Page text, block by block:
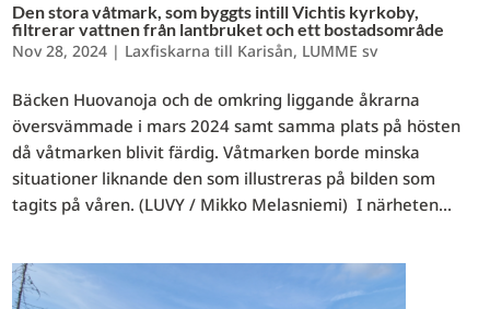
Den stora våtmark, som byggts intill Vichtis kyrkoby,
filtrerar vattnen från lantbruket och ett bostadsområde
Nov 28, 2024 | Laxfiskarna till Karisån, LUMME sv
Bäcken Huovanoja och de omkring liggande åkrarna
översvämmade i mars 2024 samt samma plats på hösten
då våtmarken blivit färdig. Våtmarken borde minska
situationer liknande den som illustreras på bilden som
tagits på våren. (LUVY / Mikko Melasniemi) I närheten...